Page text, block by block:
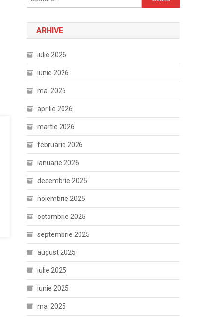
după:
ARHIVE
iulie 2026
iunie 2026
mai 2026
aprilie 2026
martie 2026
februarie 2026
ianuarie 2026
decembrie 2025
noiembrie 2025
octombrie 2025
septembrie 2025
august 2025
iulie 2025
iunie 2025
mai 2025